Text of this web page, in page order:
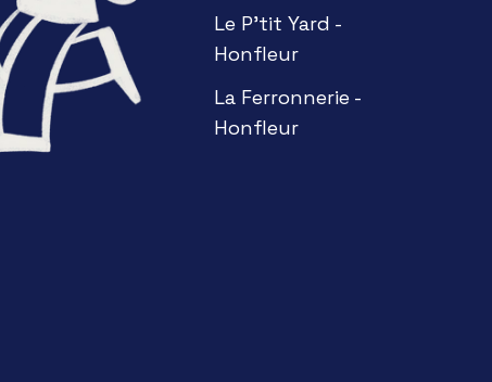
Le P'tit Yard -
Honfleur
La Ferronnerie -
Honfleur